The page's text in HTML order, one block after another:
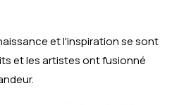
et l'inspiration se sont
et les artistes ont fusionné